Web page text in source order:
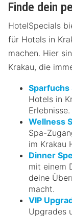
Finde dein
HotelSpecials
für Hotels in
machen. Hier
Krakau, die
Sparfuchs
Hotels in
Erlebnisse.
Wellness
Spa-
im Krakau
Dinner
mit einem
deine
macht.
VIP
Upgrades